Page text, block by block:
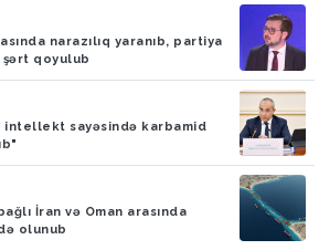
narazılıq yaranıb, partiya
şərt qoyulub
intellekt sayəsində karbamid
İran və Oman arasında
olunub